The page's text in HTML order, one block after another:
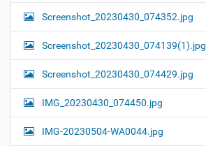
Screenshot_20230430_074352.jpg
Screenshot_20230430_074139(1).jpg
Screenshot_20230430_074429.jpg
IMG_20230430_074450.jpg
IMG-20230504-WA0044.jpg